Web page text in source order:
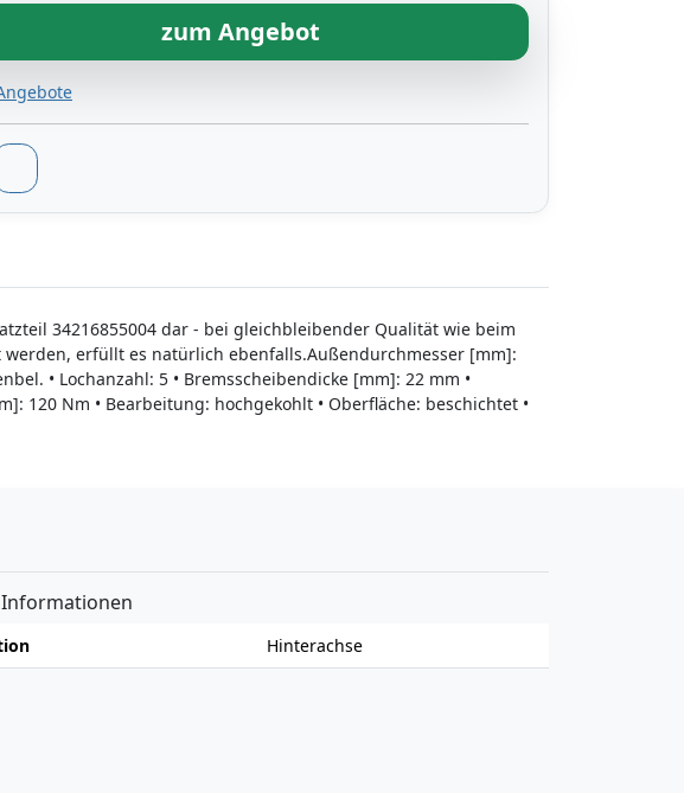
zum Angebot
34216855004 dar - bei gleichbleibender Qualität wie beim
erfüllt es natürlich ebenfalls.Außendurchmesser [mm]:
• Lochanzahl: 5 • Bremsscheibendicke [mm]: 22 mm •
120 Nm • Bearbeitung: hochgekohlt • Oberfläche: beschichtet •
Informationen
Hinterachse